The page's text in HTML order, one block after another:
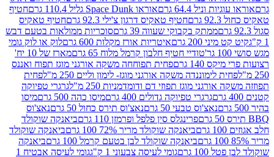
וניל 64.4 גרם
אוראו Space Dunk גליל 110.4 גרם
חטיף
חטיף טאקיס דרגון צ'ילי 92.3 גרם
חטיף טאקיס
ממתק בקבוקי שעווה 39 גרם
סוכריות ממולאות בטעם דבש
200 גרם
איטריות אורז מקלות 600 גרם
לוק או לוק גומי
טודיי חטיף חלבון קרמל מלוח 65 גרם
מארז של 10 יח'
140 גרם
פחית תפוחחה משקה אורגני מוגז תפוח ואננס
לימוננדה משקה אורגני מוגז- לימון וליים 250 מ"ל
פחית
מוגז תפוזי דם ודומדמניות 250 מ"ל
גרגרי טפיוקה
גרגרי טפיוקה גדולים 400 גרם
מיסו כהה 500 גרם
מיסו
נאצ'וס טבעי 50 גרם
נאצ'וס תירס כחול 50 גרם
נאצ'וס
פרינגלס סין פלפל ופרמזן 110 גרם
ביאנקה שוקולד
ביאנקה שוקולד מריר 72% 100 גרם
ביאנקה שוקולד
ביאנקה שוקולד לבן בטעם קרמל 100 גרם
ביאנקה
גרם
גומי לעיסה צבעוני 1 ק"ג גומי לעיסה אבטיח 1